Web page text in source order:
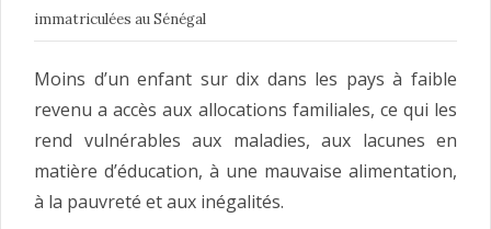
immatriculées au Sénégal
Moins d’un enfant sur dix dans les pays à faible
revenu a accès aux allocations familiales, ce qui les
rend vulnérables aux maladies, aux lacunes en
matière d’éducation, à une mauvaise alimentation,
à la pauvreté et aux inégalités.